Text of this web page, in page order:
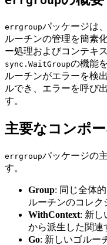
errgroupパッケージは
ルーチンの管理を簡素
ー処理およびコンテキ
sync.WaitGroupの機能
ルーチンがエラーを検
ルでき、エラーを呼び
す。
主要なコンポ
errgroupパッケージの
す。
Group: 同じ全体
ルーチンのコレク
WithContext: 新し
から派生した関連
Go: 新しいゴルー